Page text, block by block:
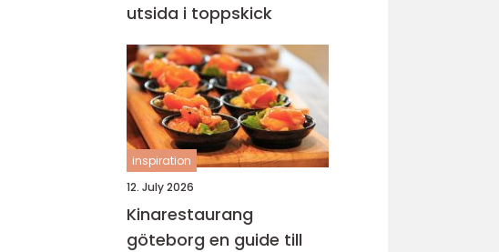
utsida i toppskick
inspiration
12. July 2026
Kinarestaurang
göteborg en guide till